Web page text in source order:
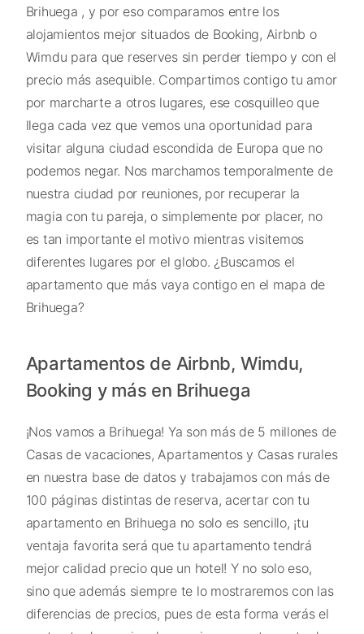
Brihuega , y por eso comparamos entre los
alojamientos mejor situados de Booking, Airbnb o
Wimdu para que reserves sin perder tiempo y con el
precio más asequible. Compartimos contigo tu amor
por marcharte a otros lugares, ese cosquilleo que
llega cada vez que vemos una oportunidad para
visitar alguna ciudad escondida de Europa que no
podemos negar. Nos marchamos temporalmente de
nuestra ciudad por reuniones, por recuperar la
magia con tu pareja, o simplemente por placer, no
es tan importante el motivo mientras visitemos
diferentes lugares por el globo. ¿Buscamos el
apartamento que más vaya contigo en el mapa de
Brihuega?
Apartamentos de Airbnb, Wimdu,
Booking y más en Brihuega
¡Nos vamos a Brihuega! Ya son más de 5 millones de
Casas de vacaciones, Apartamentos y Casas rurales
en nuestra base de datos y trabajamos con más de
100 páginas distintas de reserva, acertar con tu
apartamento en Brihuega no solo es sencillo, ¡tu
ventaja favorita será que tu apartamento tendrá
mejor calidad precio que un hotel! Y no solo eso,
sino que además siempre te lo mostraremos con las
diferencias de precios, pues de esta forma verás el